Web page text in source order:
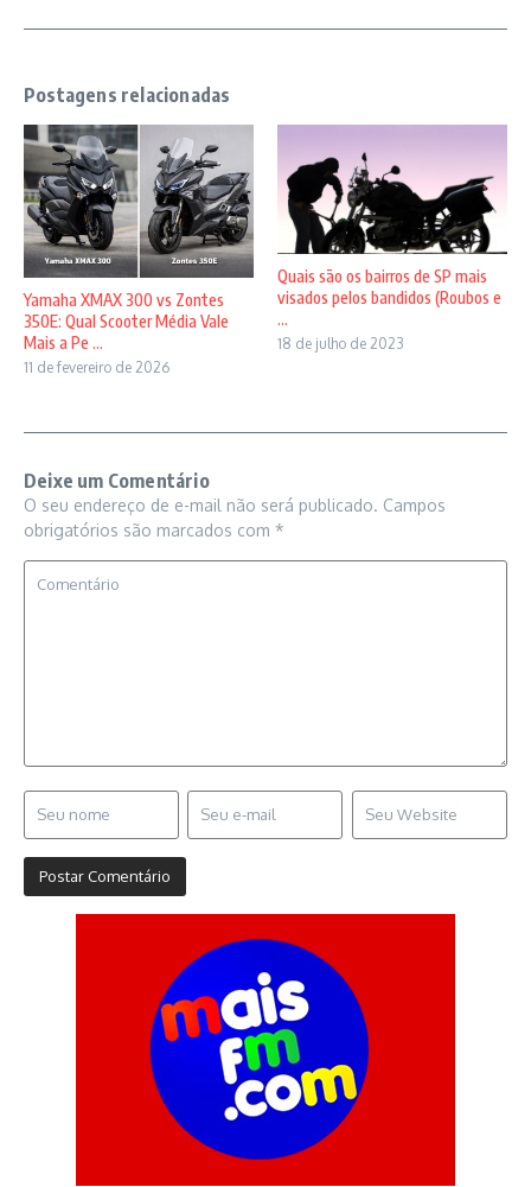
Postagens relacionadas
Yamaha XMAX 300 vs Zontes
350E: Qual Scooter Média Vale
Mais a Pe ...
11 de fevereiro de 2026
Quais são os bairros de SP mais
visados pelos bandidos (Roubos e
...
18 de julho de 2023
Deixe um Comentário
O seu endereço de e-mail não será publicado. Campos
obrigatórios são marcados com *